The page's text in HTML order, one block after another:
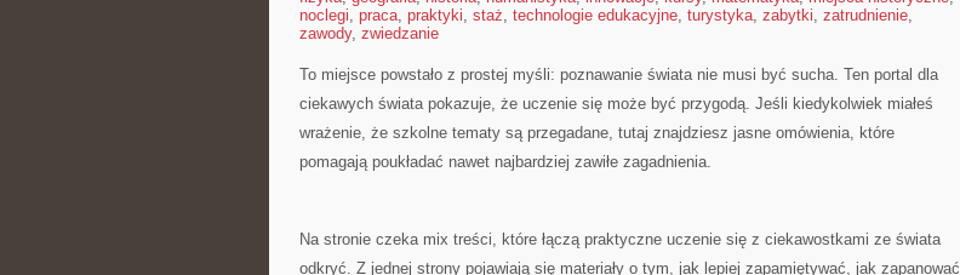
noclegi, praca, praktyki, staż, technologie edukacyjne, turystyka, zabytki, zatrudnienie,
zawody, zwiedzanie
To miejsce powstało z prostej myśli: poznawanie świata nie musi być sucha. Ten portal dla
ciekawych świata pokazuje, że uczenie się może być przygodą. Jeśli kiedykolwiek miałeś
wrażenie, że szkolne tematy są przegadane, tutaj znajdziesz jasne omówienia, które
pomagają poukładać nawet najbardziej zawiłe zagadnienia.
Na stronie czeka mix treści, które łączą praktyczne uczenie się z ciekawostkami ze świata
odkryć. Z jednej strony pojawiają się materiały o tym, jak lepiej zapamiętywać, jak zapanować